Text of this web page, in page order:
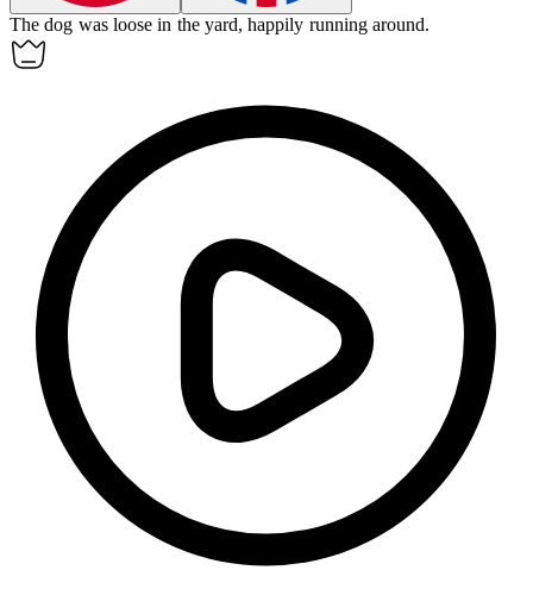
The dog was loose in the yard, happily running around.